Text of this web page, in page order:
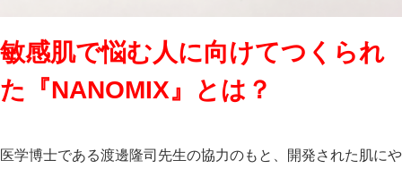
敏感肌で悩む人に向けてつくられ
た『NANOMIX』とは？
医学博士である渡邊隆司先生の協力のもと、開発された肌にや